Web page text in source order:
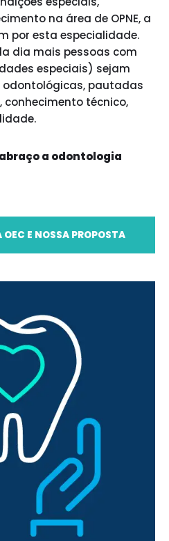
na área de OPNE, a
por esta especialidade.
dia mais pessoas com
especiais) sejam
pautadas
técnico,
a odontologia
OEC E NOSSA PROPOSTA